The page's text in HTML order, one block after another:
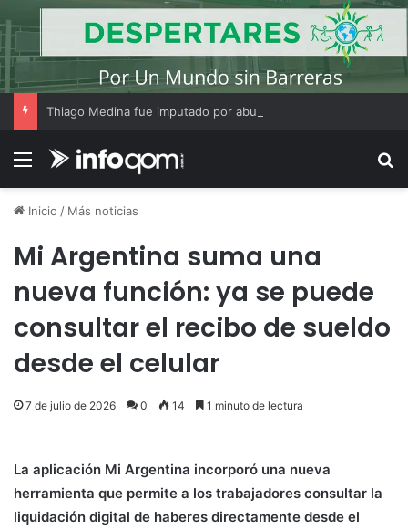
Menú
Inicio / Más noticias
Mi Argentina suma una
nueva función: ya se puede
consultar el recibo de sueldo
desde el celular
7 de julio de 2026 0 14 1 minuto de lectura
La aplicación Mi Argentina incorporó una nueva
herramienta que permite a los trabajadores consultar la
liquidación digital de haberes directamente desde el